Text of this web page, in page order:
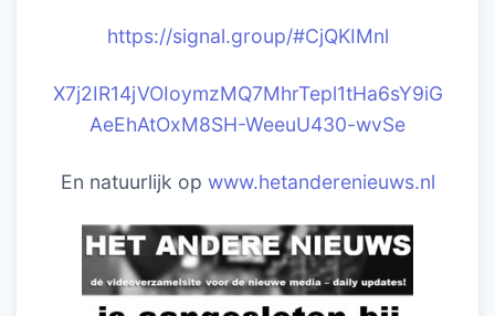
https://signal.group/#CjQKIMnl
X7j2IR14jVOIoymzMQ7MhrTepl1tHa6sY9iG
AeEhAtOxM8SH-WeeuU430-wvSe
En natuurlijk op www.hetanderenieuws.nl